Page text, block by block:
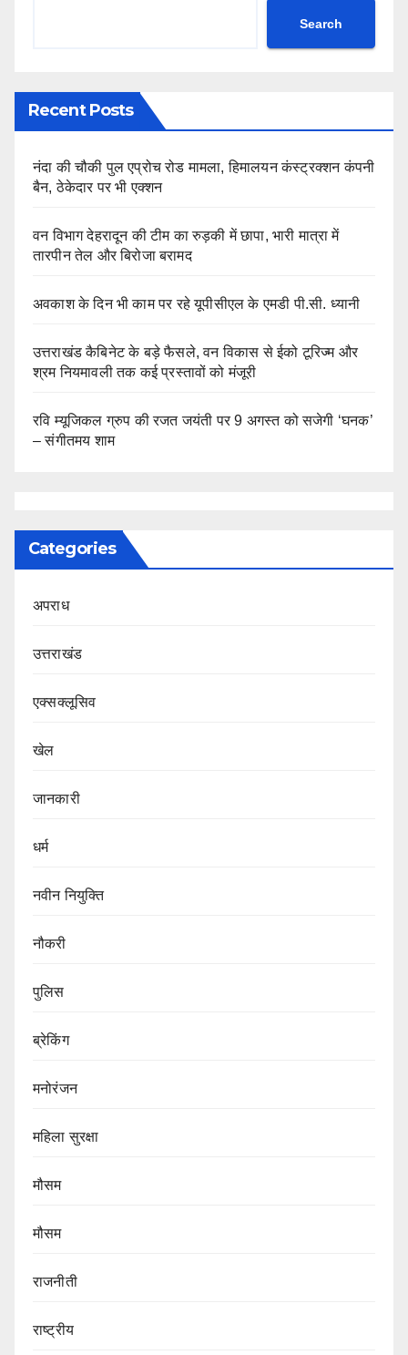
Search
Recent Posts
नंदा की चौकी पुल एप्रोच रोड मामला, हिमालयन कंस्ट्रक्शन कंपनी
बैन, ठेकेदार पर भी एक्शन
वन विभाग देहरादून की टीम का रुड़की में छापा, भारी मात्रा में
तारपीन तेल और बिरोजा बरामद
अवकाश के दिन भी काम पर रहे यूपीसीएल के एमडी पी.सी. ध्यानी
उत्तराखंड कैबिनेट के बड़े फैसले, वन विकास से ईको टूरिज्म और
श्रम नियमावली तक कई प्रस्तावों को मंजूरी
रवि म्यूजिकल ग्रुप की रजत जयंती पर 9 अगस्त को सजेगी ‘घनक’
– संगीतमय शाम
Categories
अपराध
उत्तराखंड
एक्सक्लूसिव
खेल
जानकारी
धर्म
नवीन नियुक्ति
नौकरी
पुलिस
ब्रेकिंग
मनोरंजन
महिला सुरक्षा
मौसम
मौसम
राजनीती
राष्ट्रीय